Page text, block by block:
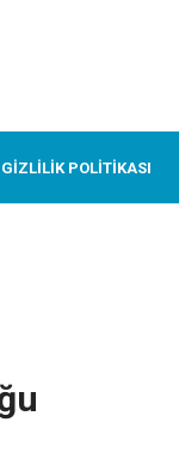
GIZLILIK POLITIKASI